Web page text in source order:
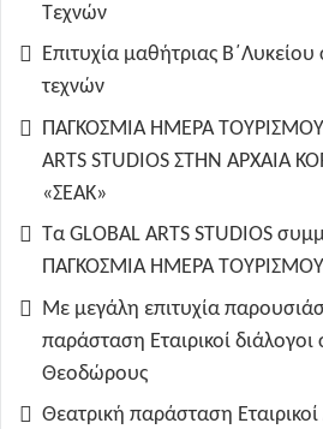
Τεχνών
Επιτυχία μαθήτριας
τεχνών
ΠΑΓΚΟΣΜΙΑ ΗΜΕΡΑ ΤΟΥΡΙΣΜΟΥ
ARTS STUDIOS ΣΤΗΝ ΑΡΧΑΙΑ
«ΣΕΑΚ»
Τα GLOBAL ARTS STUDIOS
ΠΑΓΚΟΣΜΙΑ ΗΜΕΡΑ
Με μεγάλη επιτυχία
παράσταση Εταιρικοί διάλογοι
Θεοδώρους
Θεατρική παράσταση Εταιρικοί